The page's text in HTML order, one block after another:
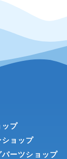
ップ
ョップ
ーツショップ